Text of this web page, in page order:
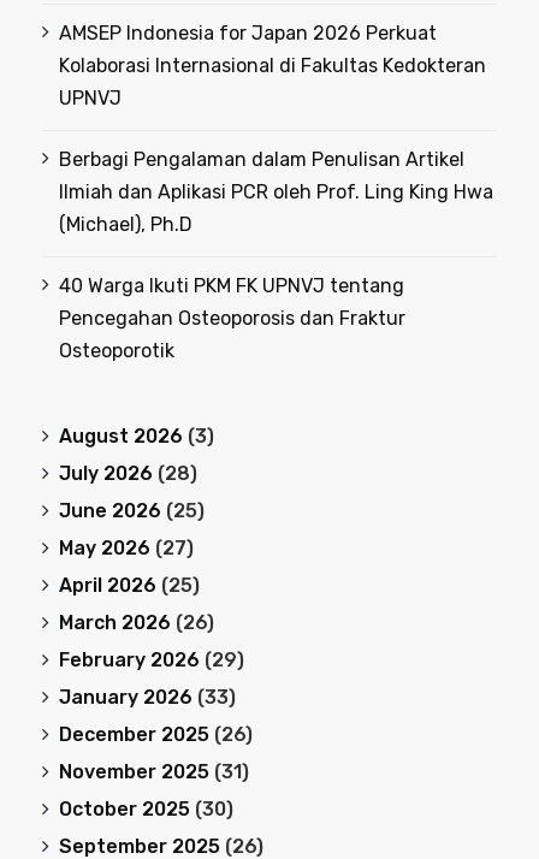
AMSEP Indonesia for Japan 2026 Perkuat
Kolaborasi Internasional di Fakultas Kedokteran
UPNVJ
Berbagi Pengalaman dalam Penulisan Artikel
Ilmiah dan Aplikasi PCR oleh Prof. Ling King Hwa
(Michael), Ph.D
40 Warga Ikuti PKM FK UPNVJ tentang
Pencegahan Osteoporosis dan Fraktur
Osteoporotik
August 2026 (3)
July 2026 (28)
June 2026 (25)
May 2026 (27)
April 2026 (25)
March 2026 (26)
February 2026 (29)
January 2026 (33)
December 2025 (26)
November 2025 (31)
October 2025 (30)
September 2025 (26)